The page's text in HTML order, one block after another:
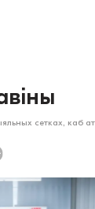
сетках, каб